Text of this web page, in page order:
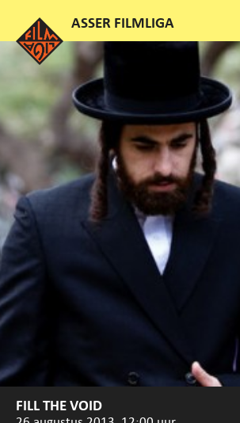
FILL THE VOID